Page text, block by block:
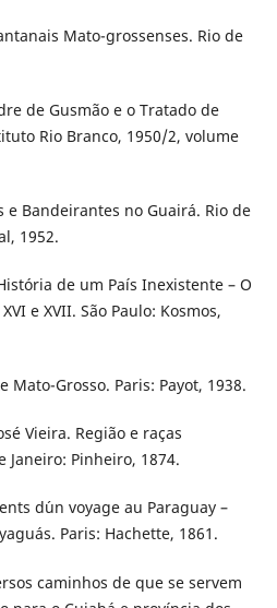
Mato-grossenses. Rio de
de Gusmão e o Tratado de
Rio Branco, 1950/2, volume
e Bandeirantes no Guairá. Rio de
1952.
de um País Inexistente – O
e XVII. São Paulo: Kosmos,
Mato-Grosso. Paris: Payot, 1938.
Vieira. Região e raças
Janeiro: Pinheiro, 1874.
d´un voyage au Paraguay –
Paris: Hachette, 1861.
caminhos de que se servem